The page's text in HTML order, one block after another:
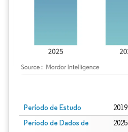
Período de Estudo
Período de Dados de